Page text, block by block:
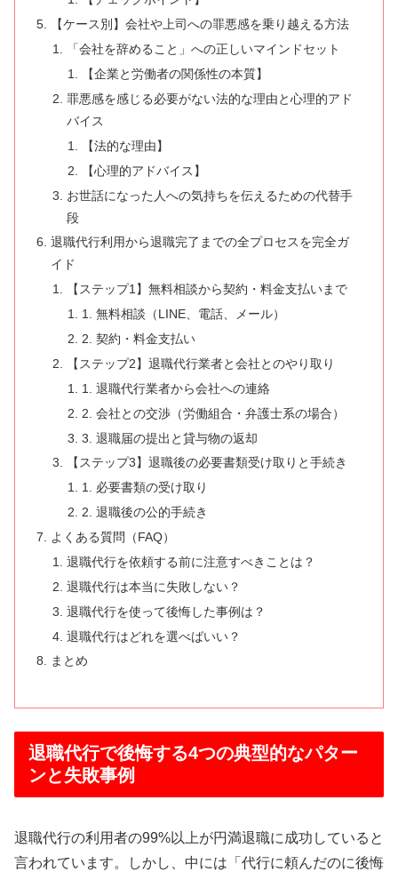
【ケース別】会社や上司への罪悪感を乗り越える方法
「会社を辞めること」への正しいマインドセット
【企業と労働者の関係性の本質】
罪悪感を感じる必要がない法的な理由と心理的アド
バイス
【法的な理由】
【心理的アドバイス】
お世話になった人への気持ちを伝えるための代替手
段
退職代行利用から退職完了までの全プロセスを完全ガ
イド
【ステップ1】無料相談から契約・料金支払いまで
1. 無料相談（LINE、電話、メール）
2. 契約・料金支払い
【ステップ2】退職代行業者と会社とのやり取り
1. 退職代行業者から会社への連絡
2. 会社との交渉（労働組合・弁護士系の場合）
3. 退職届の提出と貸与物の返却
【ステップ3】退職後の必要書類受け取りと手続き
1. 必要書類の受け取り
2. 退職後の公的手続き
よくある質問（FAQ）
退職代行を依頼する前に注意すべきことは？
退職代行は本当に失敗しない？
退職代行を使って後悔した事例は？
退職代行はどれを選べばいい？
まとめ
退職代行で後悔する4つの典型的なパター
ンと失敗事例
退職代行の利用者の99%以上が円満退職に成功していると
言われています。しかし、中には「代行に頼んだのに後悔